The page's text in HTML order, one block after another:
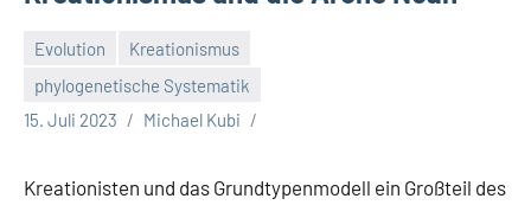
Evolution
Kreationismus
phylogenetische Systematik
15. Juli 2023
Michael Kubi
Kreationisten und das Grundtypenmodell ein Großteil des